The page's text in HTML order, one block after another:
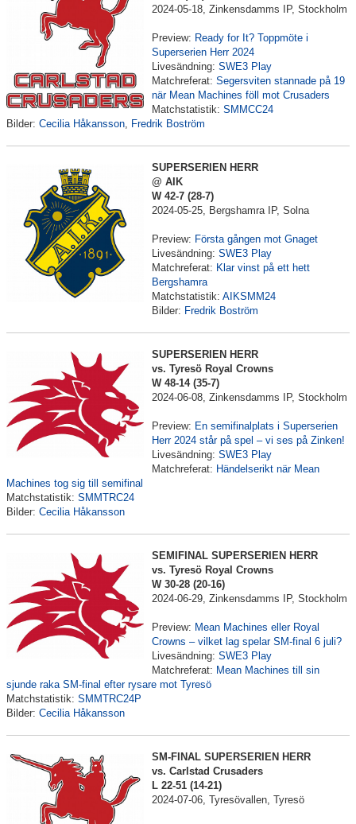
2024-05-18, Zinkensdamms IP, Stockholm
Preview: Ready for It? Toppmöte i
Superserien Herr 2024
Livesändning: SWE3 Play
Matchreferat: Segersviten stannade på 19
när Mean Machines föll mot Crusaders
Matchstatistik: SMMCC24
Bilder: Cecilia Håkansson, Fredrik Boström
SUPERSERIEN HERR
@ AIK
W 42-7 (28-7)
2024-05-25, Bergshamra IP, Solna
Preview: Första gången mot Gnaget
Livesändning: SWE3 Play
Matchreferat: Klar vinst på ett hett
Bergshamra
Matchstatistik: AIKSMM24
Bilder: Fredrik Boström
SUPERSERIEN HERR
vs. Tyresö Royal Crowns
W 48-14 (35-7)
2024-06-08, Zinkensdamms IP, Stockholm
Preview: En semifinalplats i Superserien
Herr 2024 står på spel – vi ses på Zinken!
Livesändning: SWE3 Play
Matchreferat: Händelserikt när Mean
Machines tog sig till semifinal
Matchstatistik: SMMTRC24
Bilder: Cecilia Håkansson
SEMIFINAL SUPERSERIEN HERR
vs. Tyresö Royal Crowns
W 30-28 (20-16)
2024-06-29, Zinkensdamms IP, Stockholm
Preview: Mean Machines eller Royal
Crowns – vilket lag spelar SM-final 6 juli?
Livesändning: SWE3 Play
Matchreferat: Mean Machines till sin
sjunde raka SM-final efter rysare mot Tyresö
Matchstatistik: SMMTRC24P
Bilder: Cecilia Håkansson
SM-FINAL SUPERSERIEN HERR
vs. Carlstad Crusaders
L 22-51 (14-21)
2024-07-06, Tyresövallen, Tyresö